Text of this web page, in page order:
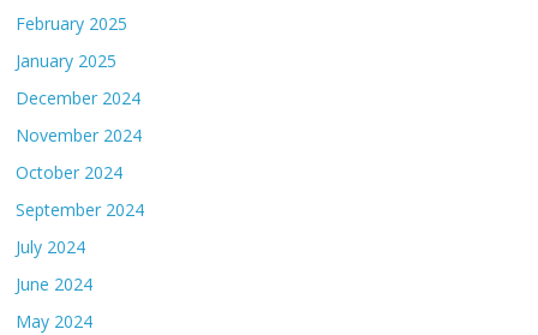
February 2025
January 2025
December 2024
November 2024
October 2024
September 2024
July 2024
June 2024
May 2024